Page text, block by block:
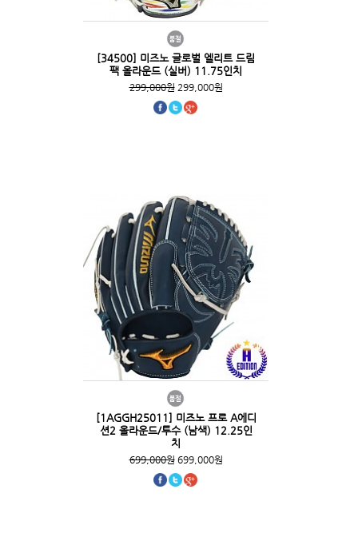
[34500] 미즈노 글로벌 엘리트 드림
팩 올라운드 (실버) 11.75인치
299,000원299,000원
[1AGGH25011] 미즈노 프로 A에디
션2 올라운드/투수 (남색) 12.25인
치
699,000원699,000원